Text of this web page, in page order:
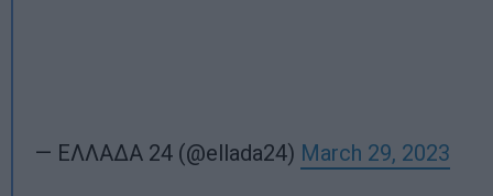
— ΕΛΛΑΔΑ 24 (@ellada24) March 29, 2023